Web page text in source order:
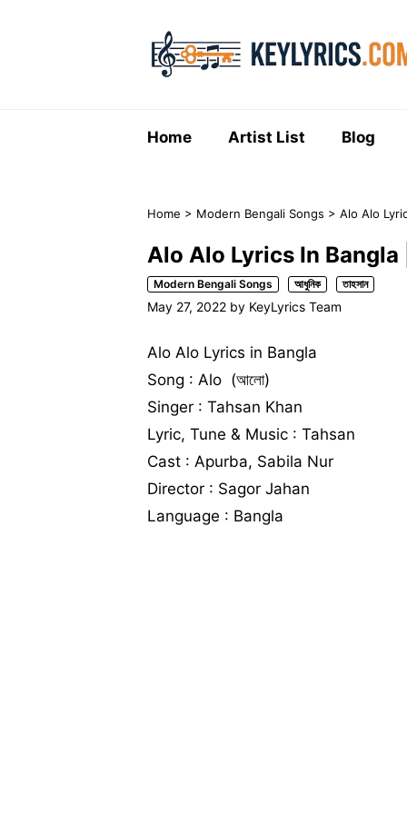
Home Artist List Blog
Home > Modern Bengali Songs > Alo Alo
Alo Alo Lyrics In Bangla |
Modern Bengali Songs আধুনিক তাহসান
May 27, 2022 by KeyLyrics Team
Alo Alo Lyrics in Bangla
Song : Alo (আলো)
Singer : Tahsan Khan
Lyric, Tune & Music : Tahsan
Cast : Apurba, Sabila Nur
Director : Sagor Jahan
Language : Bangla